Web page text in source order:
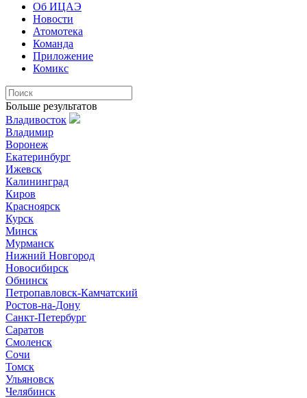
Об ИЦАЭ
Новости
Атомотека
Команда
Приложение
Комикс
Больше результатов
Владивосток
Владимир
Воронеж
Екатеринбург
Ижевск
Калининград
Киров
Красноярск
Курск
Минск
Мурманск
Нижний Новгород
Новосибирск
Обнинск
Петропавловск-Камчатский
Ростов-на-Дону
Санкт-Петербург
Саратов
Смоленск
Сочи
Томск
Ульяновск
Челябинск